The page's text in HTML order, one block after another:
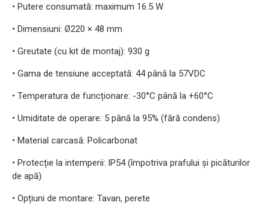
• Putere consumată: maximum 16.5 W
• Dimensiuni: Ø220 × 48 mm
• Greutate (cu kit de montaj): 930 g
• Gama de tensiune acceptată: 44 până la 57VDC
• Temperatura de funcționare: -30°C până la +60°C
• Umiditate de operare: 5 până la 95% (fără condens)
• Material carcasă: Policarbonat
• Protecție la intemperii: IP54 (împotriva prafului și picăturilor
de apă)
• Opțiuni de montare: Tavan, perete